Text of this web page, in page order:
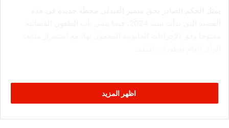
اظهر المزيد